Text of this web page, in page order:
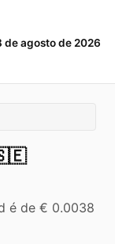
de agosto de 2026
é de € 0.0038